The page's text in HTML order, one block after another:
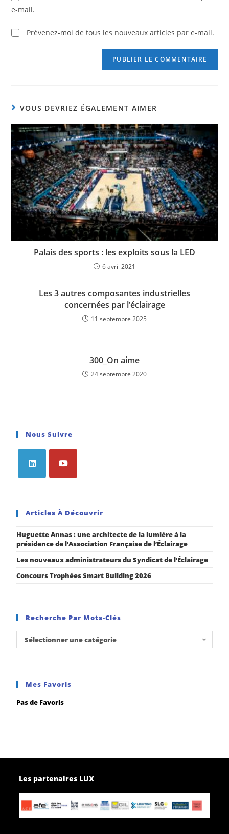
e-mail.
Prévenez-moi de tous les nouveaux articles par e-mail.
VOUS DEVRIEZ ÉGALEMENT AIMER
Palais des sports : les exploits sous la LED
6 avril 2021
Les 3 autres composantes industrielles
concernées par l’éclairage
11 septembre 2025
300_On aime
24 septembre 2020
Nous Suivre
Articles À Découvrir
Huguette Annas : une architecte de la lumière à la
présidence de l’Association Française de l’Éclairage
Les nouveaux administrateurs du Syndicat de l’Éclairage
Concours Trophées Smart Building 2026
Recherche Par Mots-Clés
Sélectionner une catégorie
Mes Favoris
Pas de Favoris
Les partenaires LUX